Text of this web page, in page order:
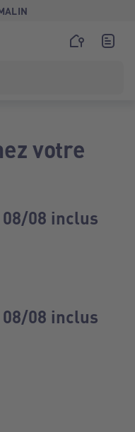
votre
08 inclus
08 inclus